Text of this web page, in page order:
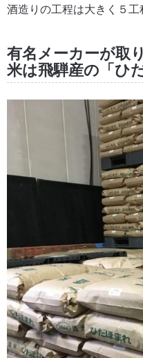
酒造りの工程は大きく５工
有名メーカーが取
米は飛騨産の「ひ